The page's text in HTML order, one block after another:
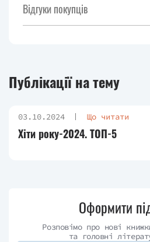
Відгуки покупців
Публікації на тему
03.10.2024 Що читати
Хіти року-2024. ТОП-5
Оформити
Розповімо про нові
та головні